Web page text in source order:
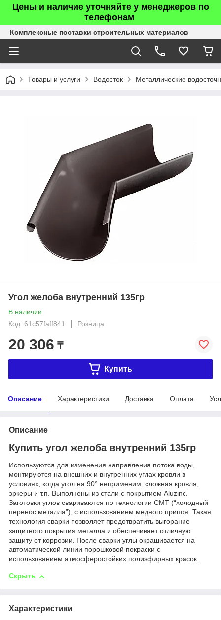
Цены и наличие уточняйте у менеджеров по
телефонам
Комплексные поставки строительных материалов
Товары и услуги Водосток Металлические
Угол желоба внутренний 135гр
В наличии
Код: 61c57faff841
Розница
20 306 ₸
Купить
Описание Характеристики Доставка Оплата
Описание
Купить угол желоба внутренний 135гр
Используются для изменения направления потока воды,
монтируются на внешних и внутренних углах кровли в
условиях, когда угол на 90° неприменим: сложная кровля,
эркеры и т.п. Выполнены из стали с покрытием Aluzinc.
Заготовки углов свариваются по технологии CMT (“холодный
перенос металла”), с использованием медного припоя. Такая
технология сварки позволяет предотвратить выгорание
защитного покрытия металла и обеспечивает отличную
защиту от коррозии. После сварки углы окрашивается на
автоматической линии порошковой покраски с
использованием атмосферостойких полиэфирных красок.
Скрыть
Характеристики